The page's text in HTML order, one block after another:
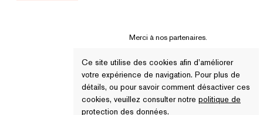
Merci à nos partenaires.
Ce site utilise des cookies afin d’améliorer
votre expérience de navigation. Pour plus de
détails, ou pour savoir comment désactiver ces
cookies, veuillez consulter notre politique de
protection des données.